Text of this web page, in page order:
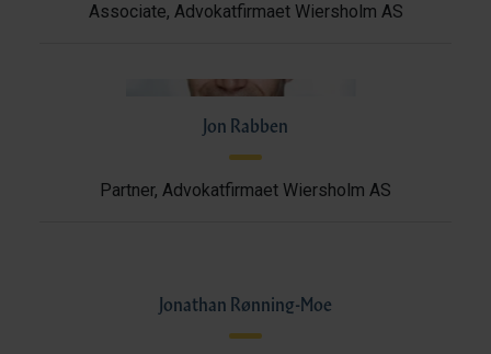
Associate, Advokatfirmaet Wiersholm AS
Jon Rabben
Partner, Advokatfirmaet Wiersholm AS
Jonathan Rønning-Moe